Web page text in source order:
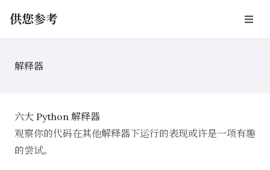
供您参考
解释器
六大 Python 解释器
观察你的代码在其他解释器下运行的表现或许是一项有趣
的尝试。